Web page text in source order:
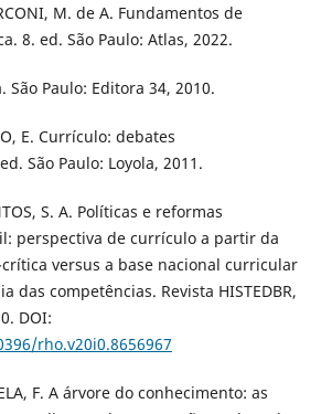
M. de A. Fundamentos de
8. ed. São Paulo: Atlas, 2022.
São Paulo: Editora 34, 2010.
E. Currículo: debates
São Paulo: Loyola, 2011.
S. A. Políticas e reformas
perspectiva de currículo a partir da
versus a base nacional curricular
das competências. Revista HISTEDBR,
DOI:
rho.v20i0.8656967
F. A árvore do conhecimento: as